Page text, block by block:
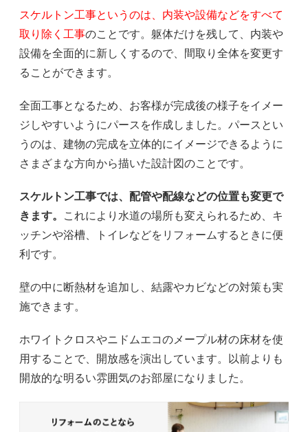
スケルトン工事というのは、内装や設備などをすべて
取り除く工事のことです。躯体だけを残して、内装や
設備を全面的に新しくするので、間取り全体を変更す
ることができます。
全面工事となるため、お客様が完成後の様子をイメー
ジしやすいようにパースを作成しました。パースとい
うのは、建物の完成を立体的にイメージできるように
さまざまな方向から描いた設計図のことです。
スケルトン工事では、配管や配線などの位置も変更で
きます。
これにより水道の場所も変えられるため、キ
ッチンや浴槽、トイレなどをリフォームするときに便
利です。
壁の中に断熱材を追加し、結露やカビなどの対策も実
施できます。
ホワイトクロスやニドムエコのメープル材の床材を使
用することで、開放感を演出しています。以前よりも
開放的な明るい雰囲気のお部屋になりました。